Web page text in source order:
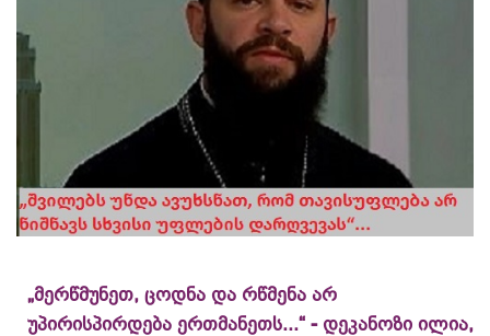
„მერწმუნეთ, ცოდნა და რწმენა არ
უპირისპირდება ერთმანეთს...“ - დეკანოზი ილია,